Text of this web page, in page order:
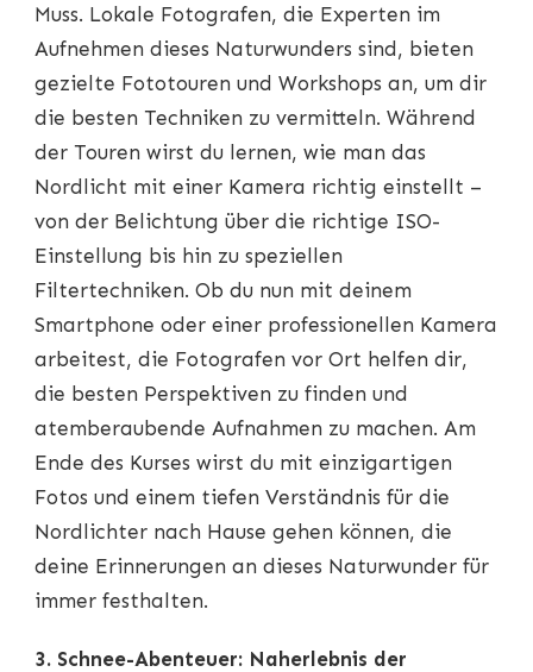
Muss. Lokale Fotografen, die Experten im
Aufnehmen dieses Naturwunders sind, bieten
gezielte Fototouren und Workshops an, um dir
die besten Techniken zu vermitteln. Während
der Touren wirst du lernen, wie man das
Nordlicht mit einer Kamera richtig einstellt –
von der Belichtung über die richtige ISO-
Einstellung bis hin zu speziellen
Filtertechniken. Ob du nun mit deinem
Smartphone oder einer professionellen Kamera
arbeitest, die Fotografen vor Ort helfen dir,
die besten Perspektiven zu finden und
atemberaubende Aufnahmen zu machen. Am
Ende des Kurses wirst du mit einzigartigen
Fotos und einem tiefen Verständnis für die
Nordlichter nach Hause gehen können, die
deine Erinnerungen an dieses Naturwunder für
immer festhalten.
3. Schnee-Abenteuer: Naherlebnis der